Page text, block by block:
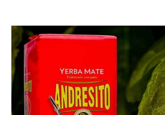
O ingresa
de
esperamos en el portal de la
información y la mejor #música…
#Rock #Nacional,